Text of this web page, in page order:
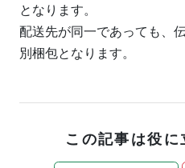
となります。
配送先が同一であっても、
別梱包となります。
この記事は役に